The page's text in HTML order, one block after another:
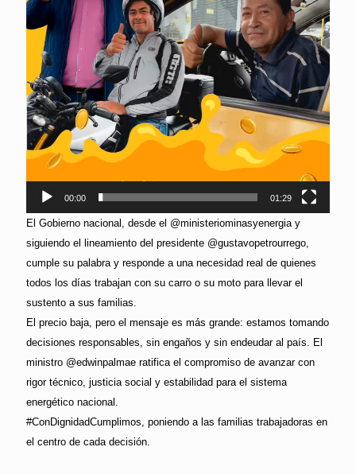
00:00 01:29
El Gobierno nacional, desde el @ministeriominasyenergia y
siguiendo el lineamiento del presidente @gustavopetrourrego,
cumple su palabra y responde a una necesidad real de quienes
todos los días trabajan con su carro o su moto para llevar el
sustento a sus familias.
El precio baja, pero el mensaje es más grande: estamos tomando
decisiones responsables, sin engaños y sin endeudar al país. El
ministro @edwinpalmae ratifica el compromiso de avanzar con
rigor técnico, justicia social y estabilidad para el sistema
energético nacional.
#ConDignidadCumplimos, poniendo a las familias trabajadoras en
el centro de cada decisión.